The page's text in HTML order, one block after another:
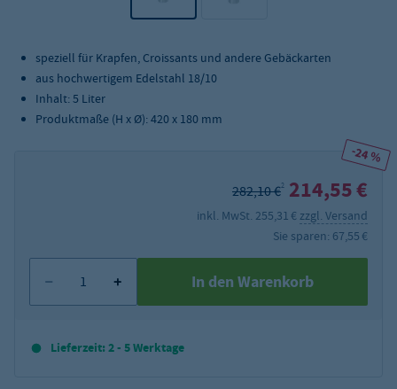
speziell für Krapfen, Croissants und andere Gebäckarten
aus hochwertigem Edelstahl 18/10
Inhalt: 5 Liter
Produktmaße (H x Ø): 420 x 180 mm
-24 %
282,10 €2 214,55 €
inkl. MwSt. 255,31 € zzgl. Versand
Sie sparen: 67,55 €
In den Warenkorb
Lieferzeit: 2 - 5 Werktage